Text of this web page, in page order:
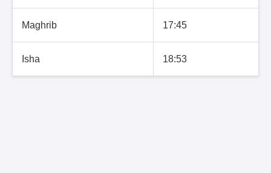
Maghrib 17:45
Isha 18:53